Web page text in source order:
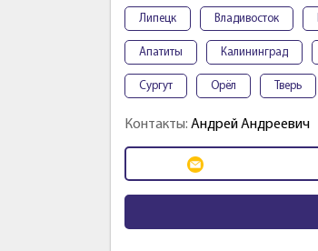
Липецк Владивосток
Апатиты Калининград
Сургут Орёл Тверь
Контакты: Андрей Андреевич